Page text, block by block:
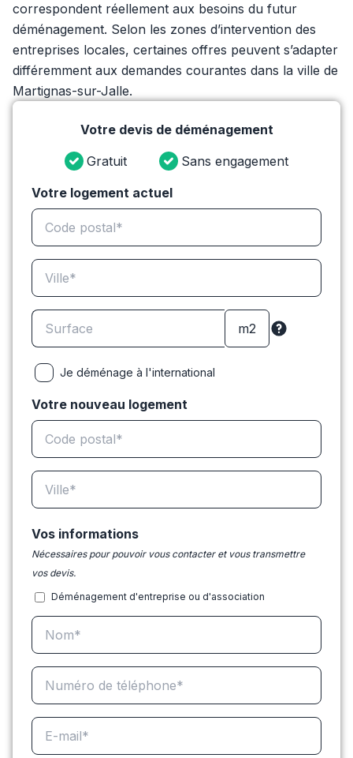
correspondent réellement aux besoins du futur
déménagement. Selon les zones d’intervention des
entreprises locales, certaines offres peuvent s’adapter
différemment aux demandes courantes dans la ville de
Martignas-sur-Jalle.
Votre devis de déménagement
Gratuit
Sans engagement
Votre logement actuel
Je déménage à l'international
Votre nouveau logement
Vos informations
Nécessaires pour pouvoir vous contacter et vous transmettre
vos devis.
Déménagement d'entreprise ou d'association